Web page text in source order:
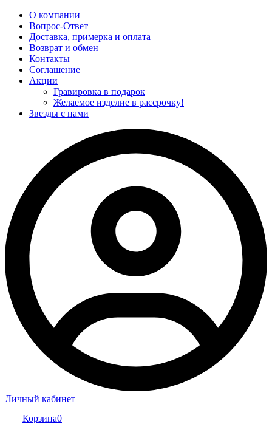
О компании
Вопрос-Ответ
Доставка, примерка и оплата
Возврат и обмен
Контакты
Соглашение
Акции
Гравировка в подарок
Желаемое изделие в рассрочку!
Звезды с нами
Личный кабинет
Корзина0